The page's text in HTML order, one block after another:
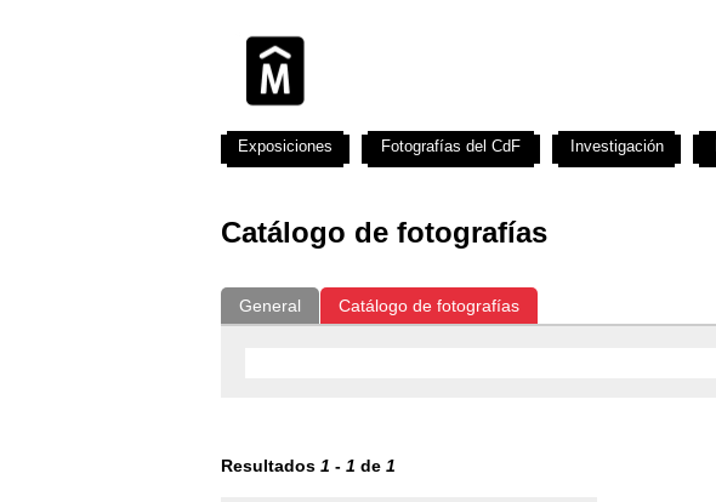
Catálogo de fotografías
General Catálogo de fotografías
Resultados 1 - 1 de 1
Exposiciones Fotografías del CdF Investigación